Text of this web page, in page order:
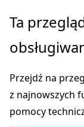
Przejdź
głównej
Ta
Przejdź na
z najnowszych
pomocy